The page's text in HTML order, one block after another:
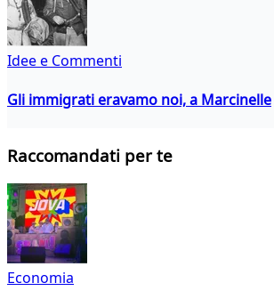
Idee e Commenti
Gli immigrati eravamo noi, a Marcinelle
Raccomandati per te
Economia